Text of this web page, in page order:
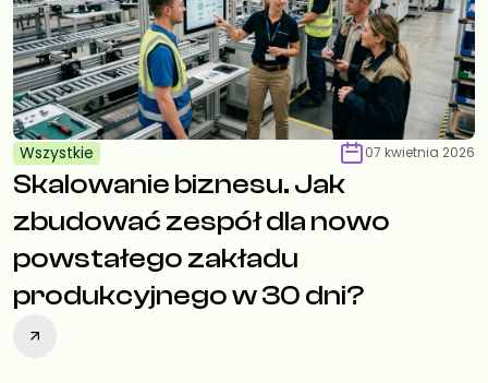
Wszystkie 07 kwietnia 2026
Skalowanie biznesu. Jak
zbudować zespół dla nowo
powstałego zakładu
produkcyjnego w 30 dni?